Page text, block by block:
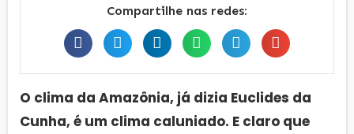
Compartilhe nas redes:
O clima da Amazônia, já dizia Euclides da
Cunha, é um clima caluniado. E claro que